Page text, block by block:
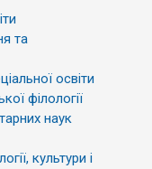
та
освіти
філології
наук
культури і